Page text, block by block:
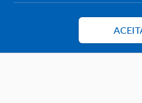
Encontre um consultor